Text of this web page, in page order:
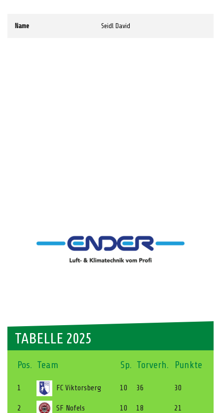
Name Seidl David
TABELLE 2025
Pos. Team Sp. Torverh. Punkte
1 FC Viktorsberg 10 36 30
2 SF Nofels 10 18 21